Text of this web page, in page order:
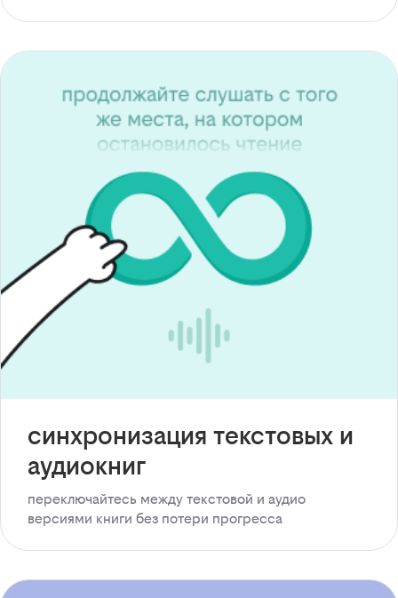
синхронизация текстовых и
аудиокниг
переключайтесь между текстовой и аудио
версиями книги без потери прогресса